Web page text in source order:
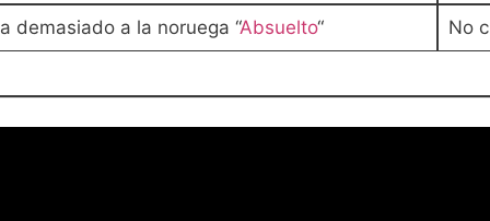
demasiado a la noruega “Absuelto“ No